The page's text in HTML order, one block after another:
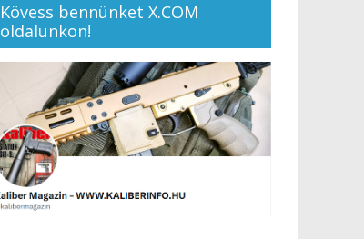
Kövess bennünket X.COM
oldalunkon!